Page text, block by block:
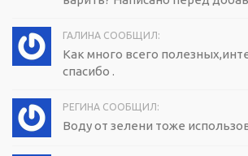
ГАЛИНА СООБЩИЛ:
Как много всего
спасибо .
РЕГИНА СООБЩИЛ:
Воду от зелени тоже